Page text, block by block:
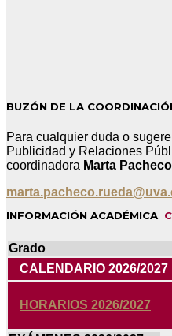
BUZÓN DE LA
Para cualquier duda o
Publicidad y Relaciones
coordinadora Marta
INFORMACIÓN ACADÉMICA
Grado
CALENDARIO 2026/2027
HORARIOS 2026/2027